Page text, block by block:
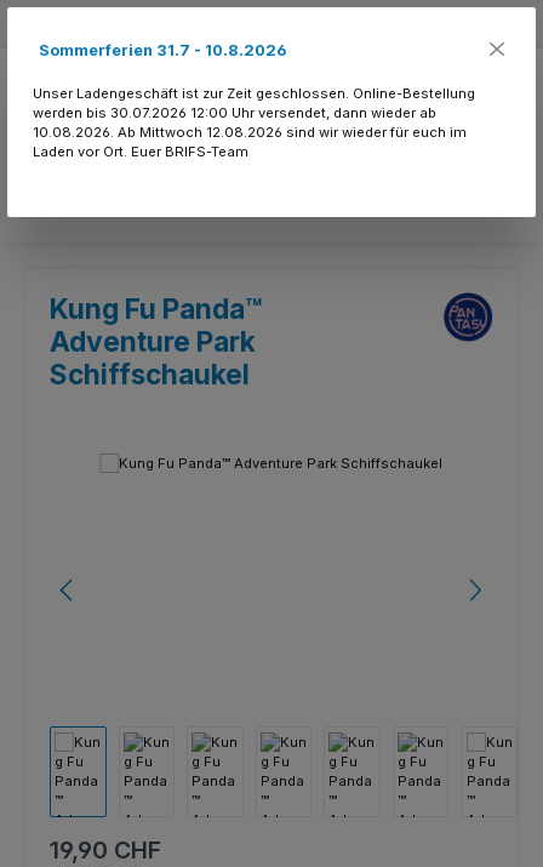
Kung Fu Panda™
Adventure Park
Schiffschaukel
Bildergalerie überspringen
Regulärer Preis:
19,90 CHF
Sommerferien 31.7 - 10.8.2026
Unser Ladengeschäft ist zur Zeit geschlossen. Online-Bestellung
werden bis 30.07.2026 12:00 Uhr versendet, dann wieder ab
10.08.2026. Ab Mittwoch 12.08.2026 sind wir wieder für euch im
Laden vor Ort. Euer BRIFS-Team